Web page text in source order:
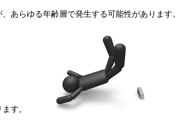
あらゆる年齢層で発生する可能性があります。
す。